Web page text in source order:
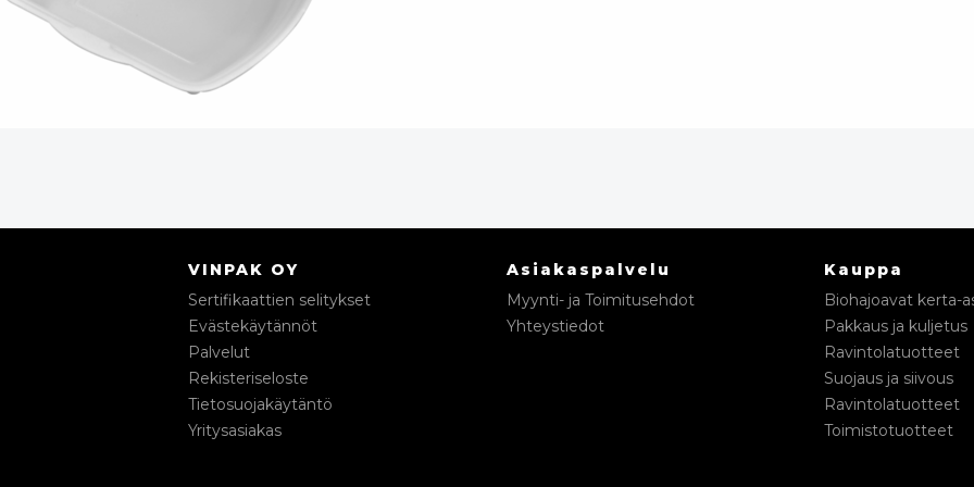
VINPAK OY
Sertifikaattien selitykset
Evästekäytännöt
Palvelut
Rekisteriseloste
Tietosuojakäytäntö
Yritysasiakas
Asiakaspalvelu
Myynti- ja Toimitusehdot
Yhteystiedot
Kauppa
Biohajoavat kerta-
Pakkaus ja kuljetus
Ravintolatuotteet
Suojaus ja siivous
Ravintolatuotteet
Toimistotuotteet